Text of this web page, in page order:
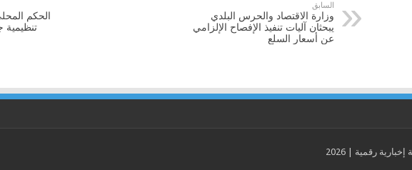
السابق
وزارة الاقتصاد والحرس البلدي
يبحثان آليات تنفيذ الإفصاح الإلزامي
عن أسعار السلع
الحكم
تنظيمية
رقمية | 2026